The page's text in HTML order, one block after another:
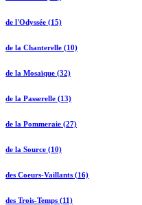
de l'Odyssée (15)
de la Chanterelle (10)
de la Mosaïque (32)
de la Passerelle (13)
de la Pommeraie (27)
de la Source (10)
des Coeurs-Vaillants (16)
des Trois-Temps (11)